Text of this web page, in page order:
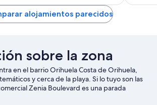
alojamientos parecidos
sobre la zona
en el barrio Orihuela Costa de Orihuela,
y cerca de la playa. Si lo tuyo son las
Zenia Boulevard es una parada
que prefieren sumergirse en la naturaleza,